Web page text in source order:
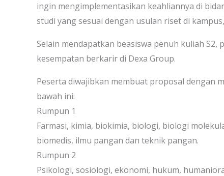
ingin mengimplementasikan keahliannya di
studi yang sesuai dengan usulan riset di
Selain mendapatkan beasiswa penuh kuliah S2,
kesempatan berkarir di Dexa Group.
Peserta diwajibkan membuat proposal dengan
bawah ini:
Rumpun 1
Farmasi, kimia, biokimia, biologi, biologi
biomedis, ilmu pangan dan teknik pangan.
Rumpun 2
Psikologi, sosiologi, ekonomi, hukum,